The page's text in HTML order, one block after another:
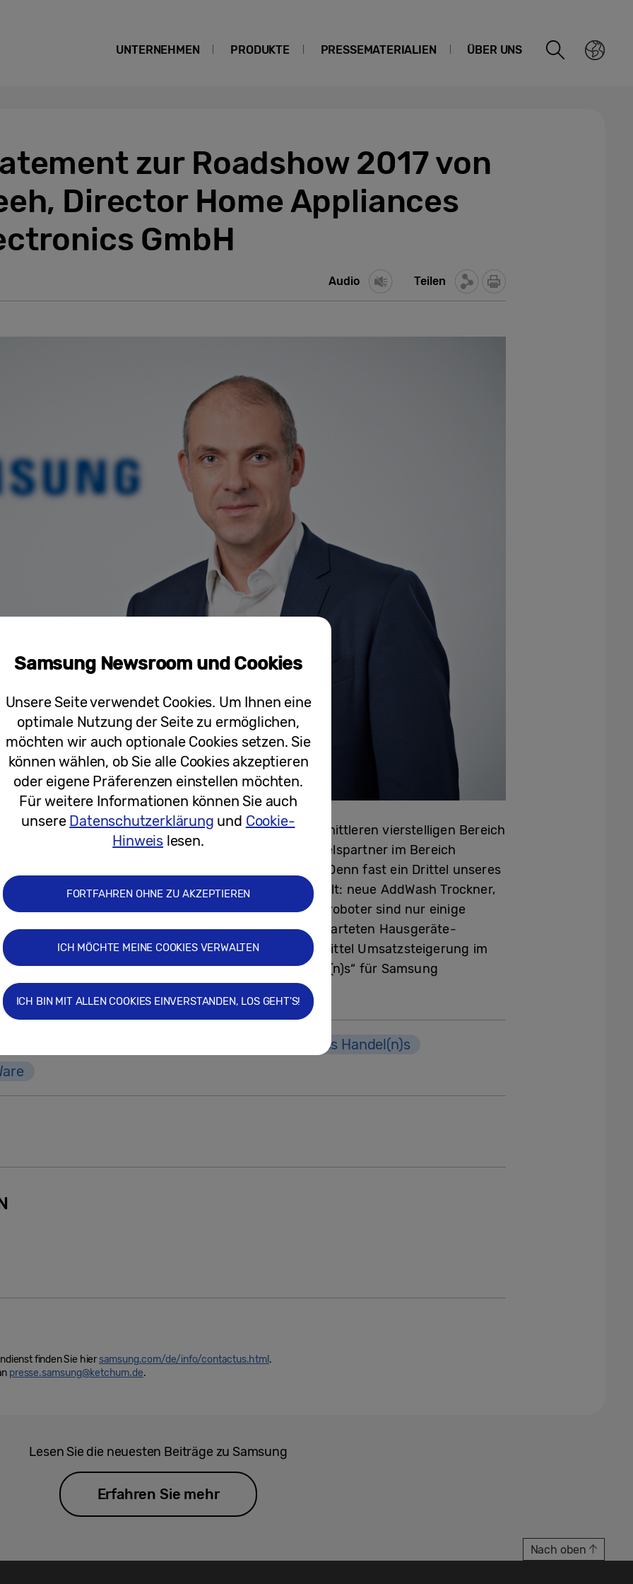
UNTERNEHMEN PRODUKTE PRESSEMATERIALIEN ÜBER UNS
zur Roadshow 2017 von
Director Home Appliances
GmbH
Audio Teilen
ein voller Erfolg. Mit einer Gesamtbesucherzahl im mittleren vierstelligen Bereich
Steigerung zum Vorjahr. Insbesondere unsere Handelspartner im Bereich
beeindruckenden Portfolioerweiterung begeistern. Denn fast ein Drittel unseres
wurde auf der Roadshow zum ersten Mal vorgestellt: neue AddWash Trockner,
„Twin“ Serie und neue leistungsstarke Saugroboter sind nur einige
Roadshow bestätigt uns in unserer kürzlich gestarteten Hausgeräte-
mehr Besucher für die Weiße Ware und fast ein Drittel Umsatzsteigerung im
werden wir beibehalten und das „Jahr des Handel(n)s“ für Samsung
Kraft vorantreiben.
Jahr des Handel(n)s
finden Sie hiersamsung.com/de/info/contactus.html .
presse.samsung@ketchum.de.
Lesen Sie die neuesten Beiträge zu Samsung
Erfahren Sie mehr
Nach oben
Samsung Newsroom und Cookies
Unsere Seite verwendet Cookies. Um Ihnen eine
optimale Nutzung der Seite zu ermöglichen,
möchten wir auch optionale Cookies setzen. Sie
können wählen, ob Sie alle Cookies akzeptieren
oder eigene Präferenzen einstellen möchten.
Für weitere Informationen können Sie auch
unsere Datenschutzerklärung und Cookie-
Hinweis lesen.
FORTFAHREN OHNE ZU AKZEPTIEREN
ICH MÖCHTE MEINE COOKIES VERWALTEN
ICH BIN MIT ALLEN COOKIES EINVERSTANDEN, LOS GEHT'S!